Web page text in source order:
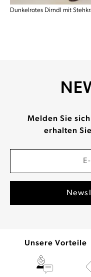
Dunkelrotes Dirndl mit
Melden Sie
erhalten
Unsere Vorteile